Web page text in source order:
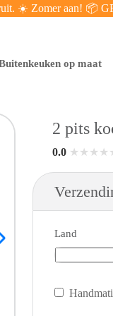
☀️ Zomer aan! 📦
op maat
2 pits
0.0 ★ ★ ★ ★
Land